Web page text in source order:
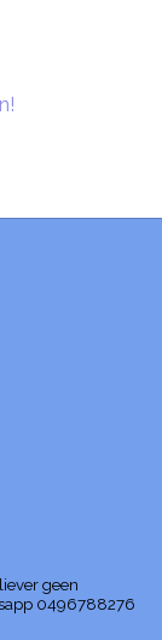
geen
0496788276